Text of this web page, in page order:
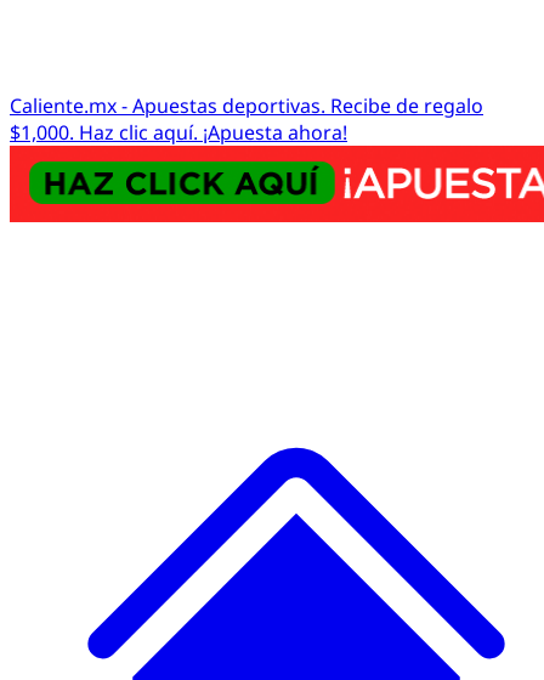
Caliente.mx - Apuestas deportivas. Recibe de regalo
$1,000. Haz clic aquí. ¡Apuesta ahora!